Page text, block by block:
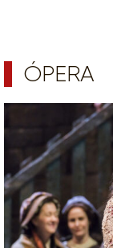
ÓPERA